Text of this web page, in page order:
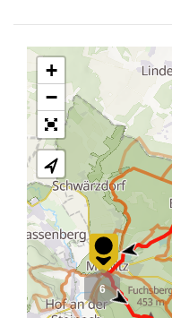
6
+
−